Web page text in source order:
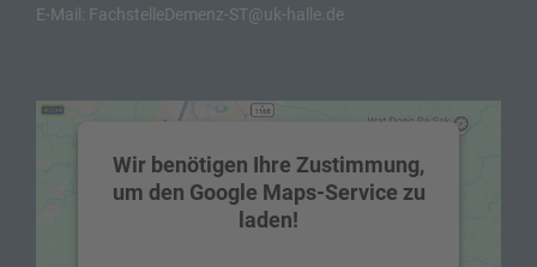
E-Mail: FachstelleDemenz-ST@uk-halle.de
Wir benötigen Ihre Zustimmung,
um den Google Maps-Service zu
laden!